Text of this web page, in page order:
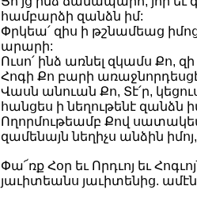
համբարձի զանձն իմ:
Փրկեա՛ զիս ի թշնամեաց
արարի:
Ուսո՛ ինձ առնել զկամս Քո,
Հոգի Քո բարի առաջնորդեսցէ
Վասն անուան Քո, Տէ՛ր,
հանցես ի նեղութենէ զանձն
Ողորմութեամբ Քով
զամենայն նեղիչս անձին
Փա՜ռք Հօր եւ Որդւոյ եւ
յաւիտեանս յաւիտենից.